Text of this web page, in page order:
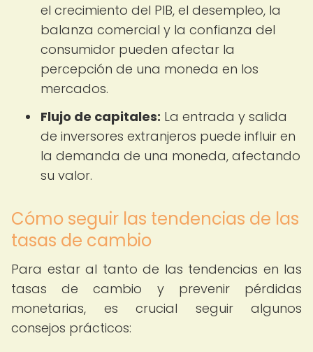
el crecimiento del PIB, el desempleo, la
balanza comercial y la confianza del
consumidor pueden afectar la
percepción de una moneda en los
mercados.
Flujo de capitales: La entrada y salida
de inversores extranjeros puede influir en
la demanda de una moneda, afectando
su valor.
Cómo seguir las tendencias de las
tasas de cambio
Para estar al tanto de las tendencias en las
tasas de cambio y prevenir pérdidas
monetarias, es crucial seguir algunos
consejos prácticos: